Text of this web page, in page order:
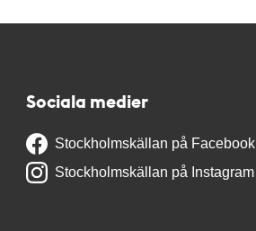
Sociala medier
Stockholmskällan på Facebook
Stockholmskällan på Instagram